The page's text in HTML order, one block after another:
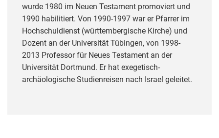
wurde 1980 im Neuen Testament promoviert und
1990 habilitiert. Von 1990-1997 war er Pfarrer im
Hochschuldienst (württembergische Kirche) und
Dozent an der Universität Tübingen, von 1998-
2013 Professor für Neues Testament an der
Universität Dortmund. Er hat exegetisch-
archäologische Studienreisen nach Israel geleitet.